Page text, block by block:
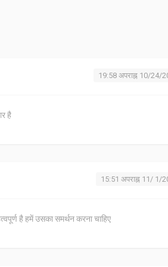
19:58 अपराह्न 10/24/
है
15:51 अपराह्न 11/ 1/
है हमें उसका समर्थन करना चाहिए